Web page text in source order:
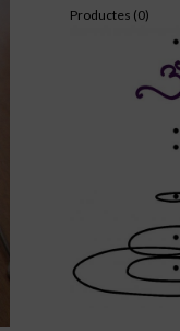
Productes (0)